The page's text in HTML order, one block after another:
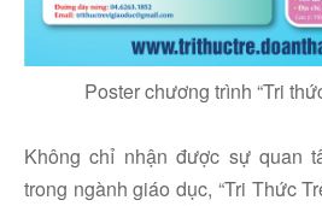
Poster chương trình “Tri
Không chỉ nhận được sự quan
trong ngành giáo dục, “Tri Thức